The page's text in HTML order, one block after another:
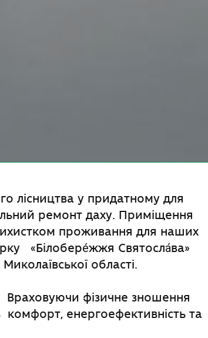
лісництва у придатному для
ремонт даху. Приміщення
проживання для наших
«Білобере́жжя Святосла́ва»
області.
фізичне зношення
енергоефективність та